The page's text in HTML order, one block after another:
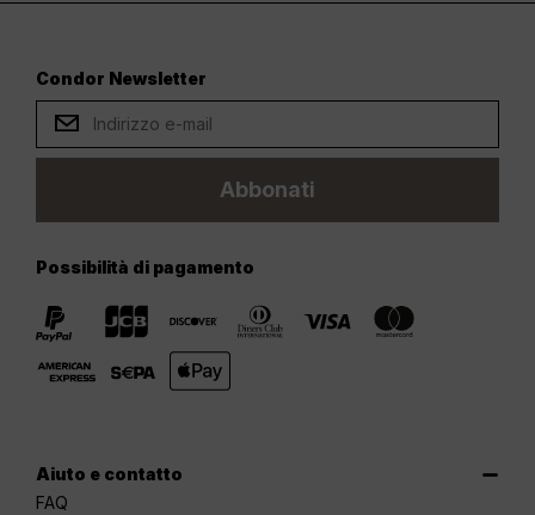
Condor Newsletter
Abbonati
Possibilità di pagamento
Aiuto e contatto
FAQ